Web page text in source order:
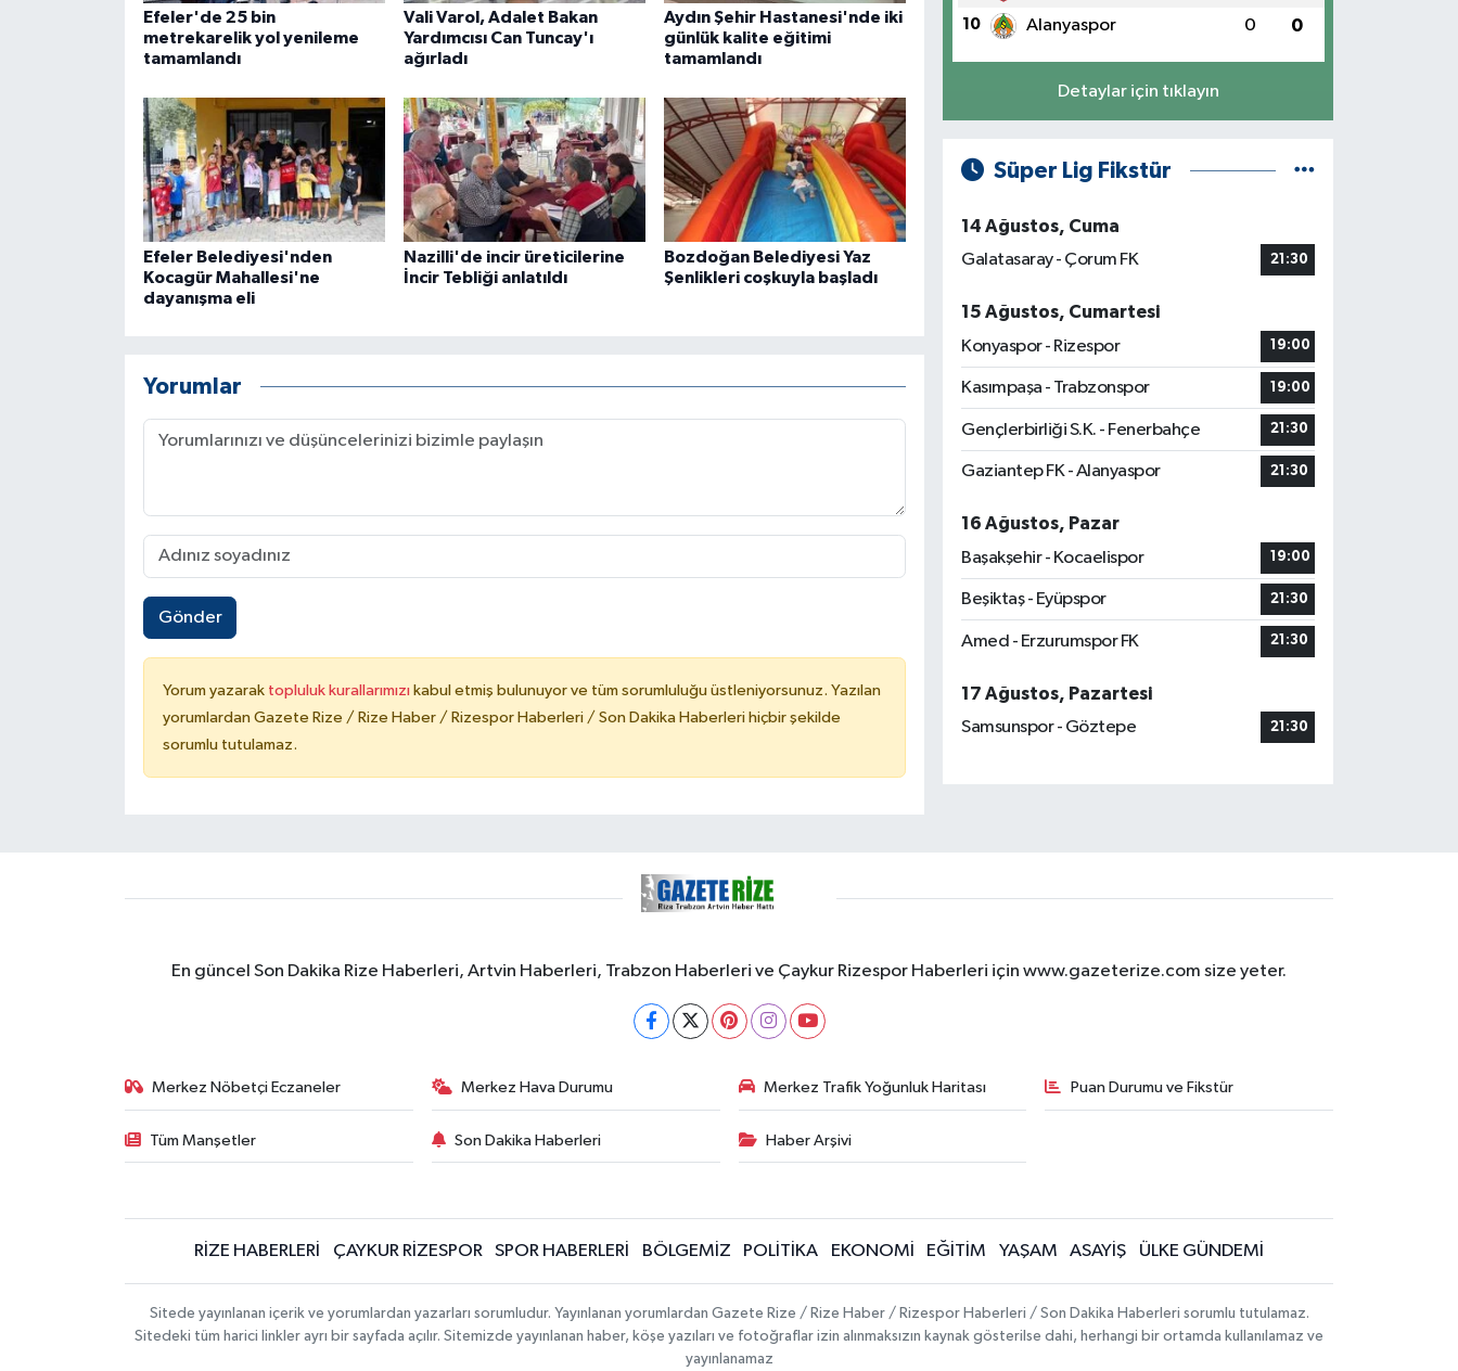
Efeler'de 25 bin
metrekarelik yol yenileme
tamamlandı
Vali Varol, Adalet Bakan
Yardımcısı Can Tuncay'ı
ağırladı
Aydın Şehir Hastanesi'nde iki
günlük kalite eğitimi
tamamlandı
Efeler Belediyesi'nden
Kocagür Mahallesi'ne
dayanışma eli
Nazilli'de incir üreticilerine
İncir Tebliği anlatıldı
Bozdoğan Belediyesi Yaz
Şenlikleri coşkuyla başladı
Yorumlar
Gönder
Yorum yazarak topluluk kurallarımızı kabul etmiş bulunuyor ve tüm sorumluluğu üstleniyorsunuz. Yazılan
yorumlardan Gazete Rize / Rize Haber / Rizespor Haberleri / Son Dakika Haberleri hiçbir şekilde
sorumlu tutulamaz.
10 Alanyaspor 0 0
Detaylar için tıklayın
Süper Lig Fikstür
14 Ağustos, Cuma
Galatasaray - Çorum FK
21:30
15 Ağustos, Cumartesi
Konyaspor - Rizespor
19:00
Kasımpaşa - Trabzonspor 19:00
Gençlerbirliği S.K. - Fenerbahçe 21:30
Gaziantep FK - Alanyaspor 21:30
16 Ağustos, Pazar
Başakşehir - Kocaelispor
19:00
Beşiktaş - Eyüpspor 21:30
Amed - Erzurumspor FK 21:30
17 Ağustos, Pazartesi
Samsunspor - Göztepe
21:30
En güncel Son Dakika Rize Haberleri, Artvin Haberleri, Trabzon Haberleri ve Çaykur Rizespor Haberleri için www.gazeterize.com size yeter.
Merkez Nöbetçi Eczaneler Merkez Hava Durumu Merkez Trafik Yoğunluk Haritası Puan Durumu ve Fikstür
Tüm Manşetler Son Dakika Haberleri Haber Arşivi
RİZE HABERLERİ ÇAYKUR RİZESPOR SPOR HABERLERİ BÖLGEMİZ POLİTİKA EKONOMİ EĞİTİM YAŞAM ASAYİŞ ÜLKE GÜNDEMİ
Sitede yayınlanan içerik ve yorumlardan yazarları sorumludur. Yayınlanan yorumlardan Gazete Rize / Rize Haber / Rizespor Haberleri / Son Dakika Haberleri sorumlu tutulamaz.
Sitedeki tüm harici linkler ayrı bir sayfada açılır. Sitemizde yayınlanan haber, köşe yazıları ve fotoğraflar izin alınmaksızın kaynak gösterilse dahi, herhangi bir ortamda kullanılamaz ve
yayınlanamaz
Yerel Haberler